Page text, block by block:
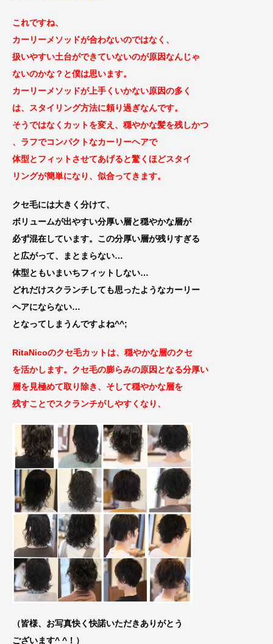
これですね、
カーリーメソッドが合わないのではなく、
扱いやすい土台ができていないのが原因なんじゃ
ないのかな？と僕は思います。
カーリーメソッドが上手くいかない原因の多く
は、スタイリング方法に頼り過ぎなんです。
そうではなく カットを変え、穏やかな髪を残しかつ
、ラフでコンパクトなカーリーヘアで
体型とフィットさせてあげると驚くほどスタイ
リングが簡単になり、似合ってきます。
クセ毛には大きく分けて、
ボリュームが出やすい分厚い層と穏やかな層が
必ず混在しています。 この分厚い層が残りすぎる
と広がって、まとまらない…
体型ともいまいちフィットしない…
どれだけスクランチしても思ったようなカーリー
ヘアにならない…
となってしまうんですよね^^;
RitaNicoのクセ毛カットは、穏やかな層のクセ
を活かします。クセ毛の膨らみの原因となる分厚い
層を見極めて取り除き、そして穏やかな層を
残すことでスクランチがしやすくなり、
（皆様、お写真快く快諾いただきありがとう
ございます^ ^！）